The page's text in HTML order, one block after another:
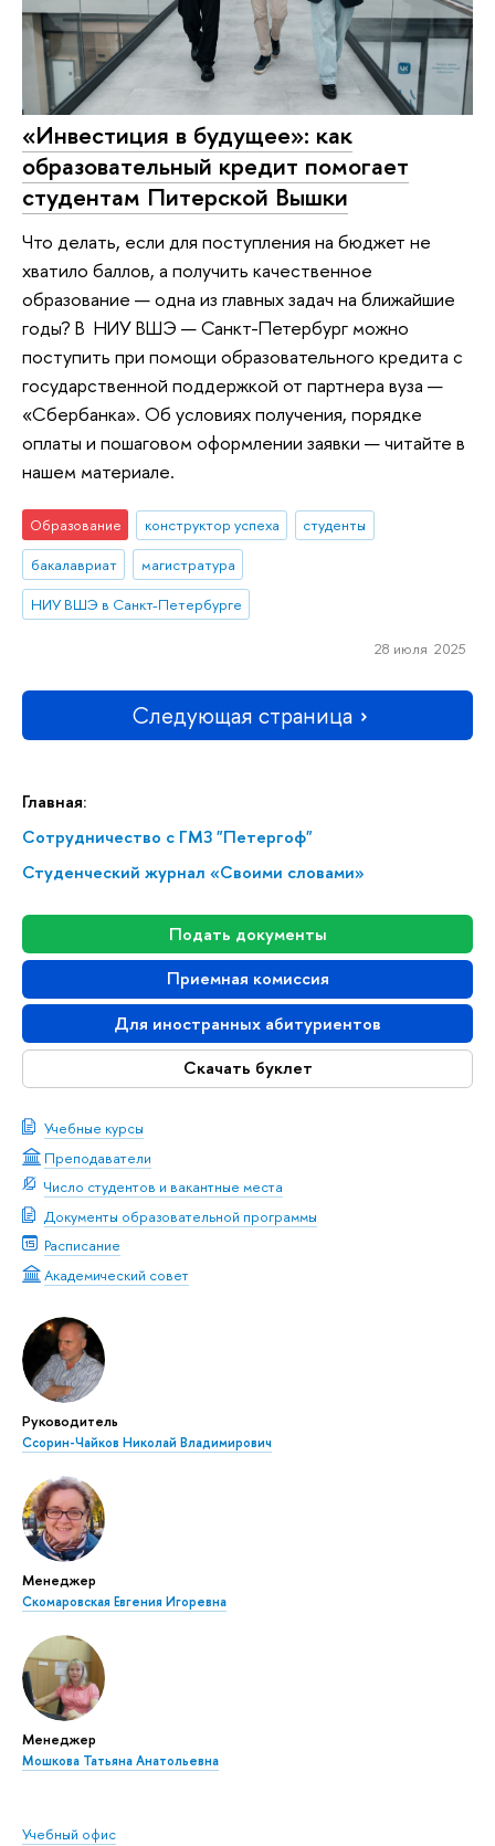
Главная:
Сотрудничество с ГМЗ "Петергоф"
Студенческий журнал «Своими словами»
Подать документы
Приемная комиссия
Для иностранных абитуриентов
Скачать буклет
Учебные курсы
Преподаватели
Число студентов и вакантные места
Документы образовательной программы
Расписание
Академический совет
Руководитель
Ссорин-Чайков Николай Владимирович
Менеджер
Скомаровская Евгения Игоревна
Менеджер
Мошкова Татьяна Анатольевна
Учебный офис
«Инвестиция в будущее»: как
образовательный кредит помогает
студентам Питерской Вышки
Что делать, если для поступления на бюджет не
хватило баллов, а получить качественное
образование — одна из главных задач на ближайшие
годы? В НИУ ВШЭ — Санкт-Петербург можно
поступить при помощи образовательного кредита с
государственной поддержкой от партнера вуза —
«Сбербанка». Об условиях получения, порядке
оплаты и пошаговом оформлении заявки — читайте в
нашем материале.
Образование конструктор успеха
студенты
бакалавриат
магистратура
НИУ ВШЭ в Санкт-Петербурге
28 июля 2025
Следующая страница